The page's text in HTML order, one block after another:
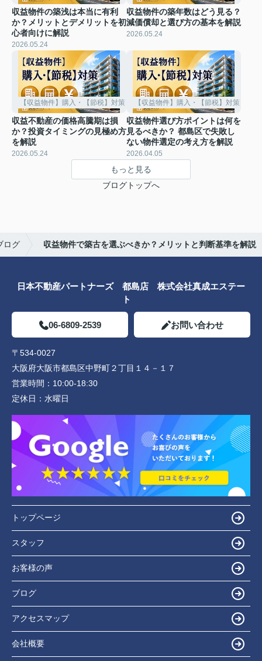
収益物件の築浅は本当に有利
か？メリットとデメリットを初
心者向けに解説
2026.05.24
収益物件の築年数はどう見る？
減価償却と選び方の基本を解説
2026.05.24
【収益物件】購入・【節税】対策
収益不動産の価格高騰期は損
か？投資タイミングの見極め方
を解説
2026.05.24
【収益物件】購入・【節税】対策
収益物件選び方ポイントは何を
見るべきか？ 都島区で失敗し
ない物件選定の考え方を解説
2026.04.05
もっと見る
ブログトップへ
ログ 収益物件で築古を選ぶべきか？メリットと判断基準を解説
日本不動産パートナーズ 都島店 株式会社真成エステー
ト
06-6809-2539 お問い合わせ
〒534-0027
大阪府大阪市都島区中野町２丁目１４－１７
営業時間： 10:00-18:30
定休日： 水曜日
トップページ
スタッフ
お客様の声
ブログ
アクセスマップ
会社概要